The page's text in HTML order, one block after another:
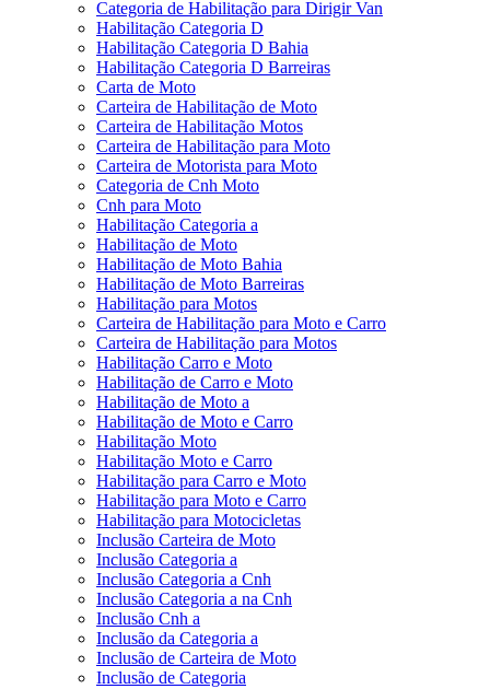
Categoria de Habilitação para Dirigir Van
Habilitação Categoria D
Habilitação Categoria D Bahia
Habilitação Categoria D Barreiras
Carta de Moto
Carteira de Habilitação de Moto
Carteira de Habilitação Motos
Carteira de Habilitação para Moto
Carteira de Motorista para Moto
Categoria de Cnh Moto
Cnh para Moto
Habilitação Categoria a
Habilitação de Moto
Habilitação de Moto Bahia
Habilitação de Moto Barreiras
Habilitação para Motos
Carteira de Habilitação para Moto e Carro
Carteira de Habilitação para Motos
Habilitação Carro e Moto
Habilitação de Carro e Moto
Habilitação de Moto a
Habilitação de Moto e Carro
Habilitação Moto
Habilitação Moto e Carro
Habilitação para Carro e Moto
Habilitação para Moto e Carro
Habilitação para Motocicletas
Inclusão Carteira de Moto
Inclusão Categoria a
Inclusão Categoria a Cnh
Inclusão Categoria a na Cnh
Inclusão Cnh a
Inclusão da Categoria a
Inclusão de Carteira de Moto
Inclusão de Categoria